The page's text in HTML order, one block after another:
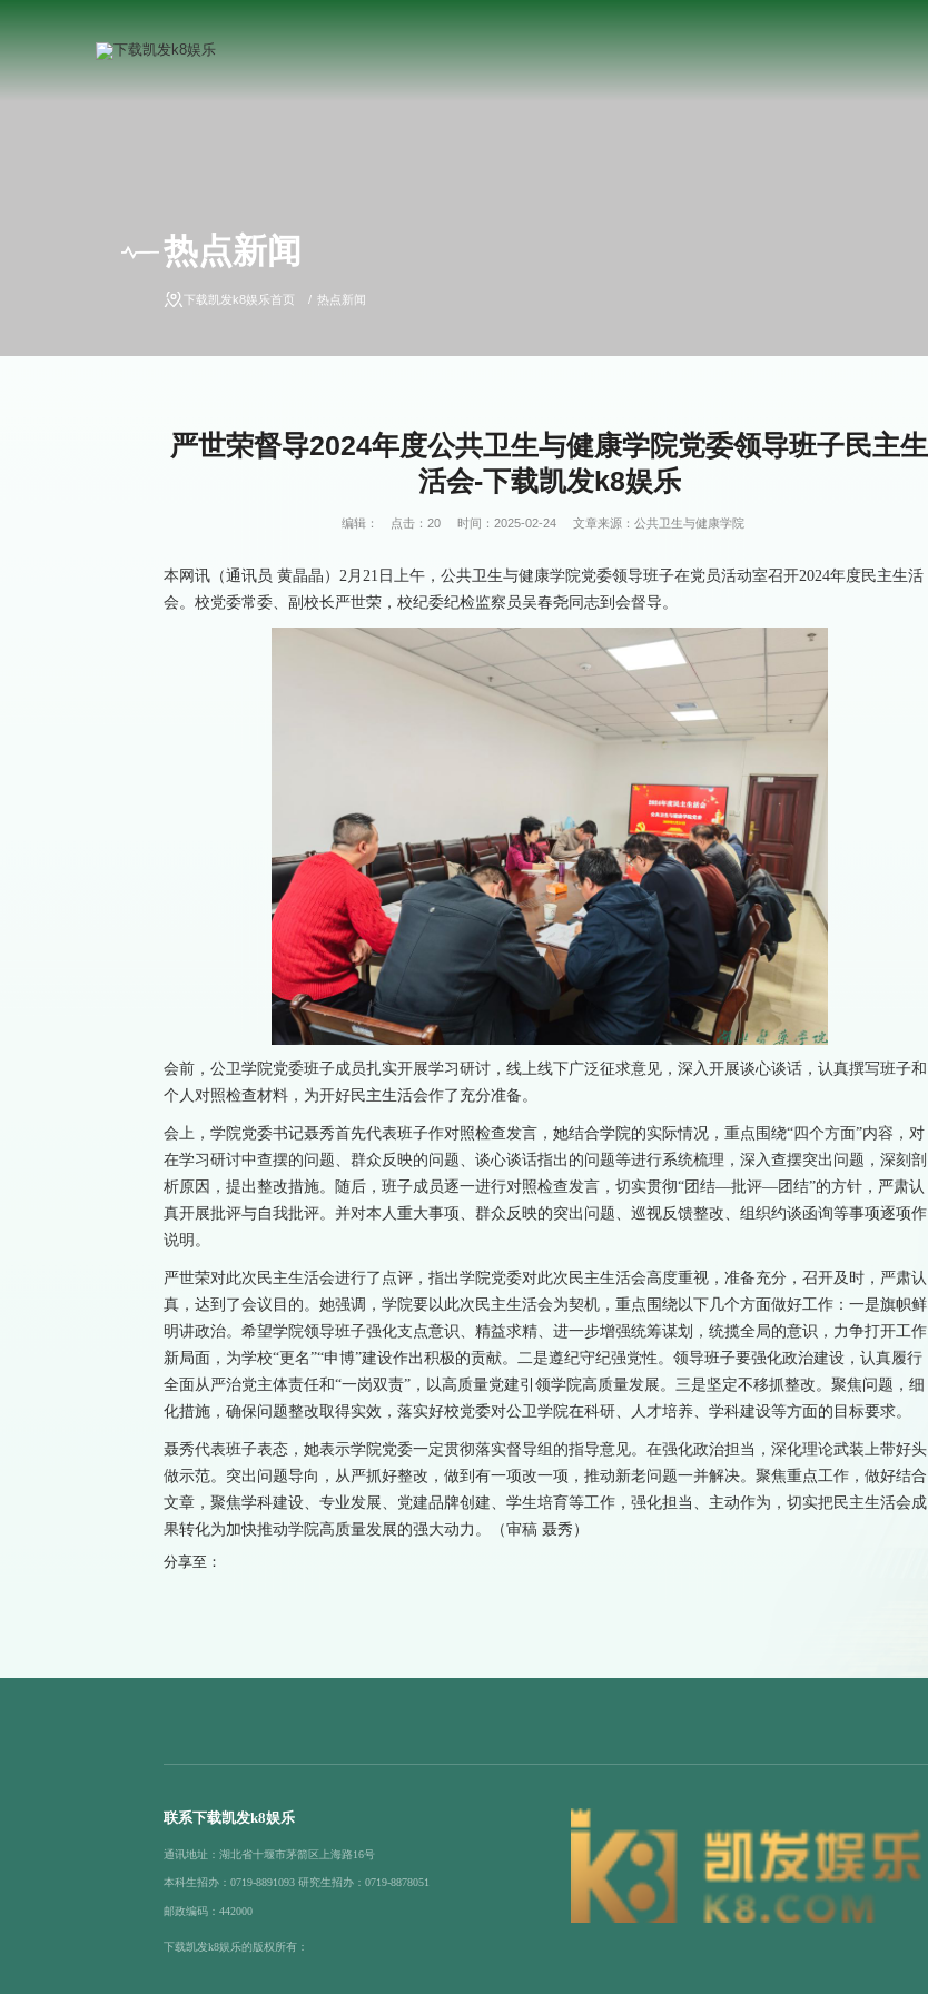
热点新闻
下载凯发k8娱乐首页 热点新闻
严世荣督导2024年度公共卫生与健康学院党委领导班子民主生
活会-下载凯发k8娱乐
编辑： 点击： 20 时间：2025-02-24 文章来源：公共卫生与健康学院
本网讯（通讯员 黄晶晶）2月21日上午，公共卫生与健康学院党委领导班子在党员活动室召开2024年度民主生活
会。校党委常委、副校长严世荣，校纪委纪检监察员吴春尧同志到会督导。
会前，公卫学院党委班子成员扎实开展学习研讨，线上线下广泛征求意见，深入开展谈心谈话，认真撰写班子和
个人对照检查材料，为开好民主生活会作了充分准备。
会上，学院党委书记聂秀首先代表班子作对照检查发言，她结合学院的实际情况，重点围绕“四个方面”内容，对
在学习研讨中查摆的问题、群众反映的问题、谈心谈话指出的问题等进行系统梳理，深入查摆突出问题，深刻剖
析原因，提出整改措施。随后，班子成员逐一进行对照检查发言，切实贯彻“团结—批评—团结”的方针，严肃认
真开展批评与自我批评。并对本人重大事项、群众反映的突出问题、巡视反馈整改、组织约谈函询等事项逐项作
说明。
严世荣对此次民主生活会进行了点评，指出学院党委对此次民主生活会高度重视，准备充分，召开及时，严肃认
真，达到了会议目的。她强调，学院要以此次民主生活会为契机，重点围绕以下几个方面做好工作：一是旗帜鲜
明讲政治。希望学院领导班子强化支点意识、精益求精、进一步增强统筹谋划，统揽全局的意识，力争打开工作
新局面，为学校“更名”“申博”建设作出积极的贡献。二是遵纪守纪强党性。领导班子要强化政治建设，认真履行
全面从严治党主体责任和“一岗双责”，以高质量党建引领学院高质量发展。三是坚定不移抓整改。聚焦问题，细
化措施，确保问题整改取得实效，落实好校党委对公卫学院在科研、人才培养、学科建设等方面的目标要求。
聂秀代表班子表态，她表示学院党委一定贯彻落实督导组的指导意见。在强化政治担当，深化理论武装上带好头
做示范。突出问题导向，从严抓好整改，做到有一项改一项，推动新老问题一并解决。聚焦重点工作，做好结合
文章，聚焦学科建设、专业发展、党建品牌创建、学生培育等工作，强化担当、主动作为，切实把民主生活会成
果转化为加快推动学院高质量发展的强大动力。（审稿 聂秀）
分享至：
联系下载凯发k8娱乐
通讯地址：湖北省十堰市茅箭区上海路16号
本科生招办：0719-8891093 研究生招办：0719-8878051
邮政编码：442000
下载凯发k8娱乐的版权所有：